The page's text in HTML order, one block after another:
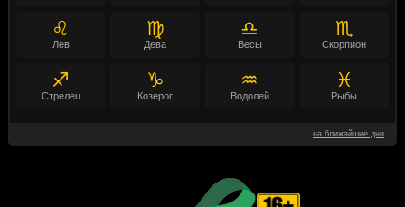
♌
Лев
♍
Дева
♎
Весы
♏
Скорпион
♐
Стрелец
♑
Козерог
♒
Водолей
♓
Рыбы
на ближайшие дни